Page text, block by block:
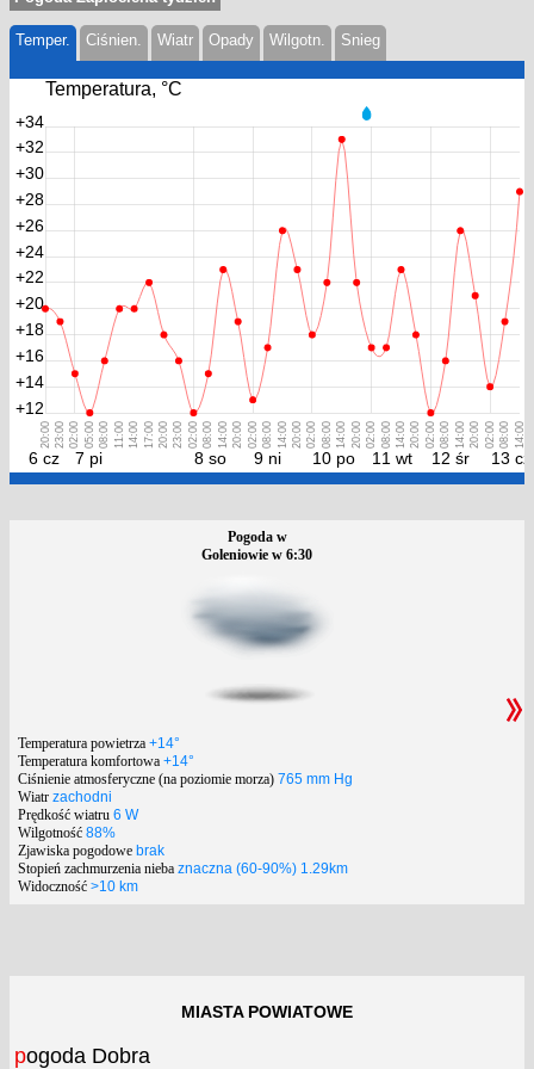
Temper. Ciśnien. Wiatr Opady Wilgotn. Snieg
Temperatura, °С
6 cz
20:00 23:00
7 pi
02:00 05:00 08:00 11:00 14:00 17:00 20:00 23:00
8 so
02:00 08:00 14:00 20:00
9 ni
02:00 08:00 14:00 20:00
10 po
02:00 08:00 14:00 20:00
11 wt
02:00 08:00 14:00 20:00
12 śr
02:00 08:00 14:00 20:00
13 cz
02:00 08:00 14:00
+12
+14
+16
+18
+20
+22
+24
+26
+28
+30
+32
+34
Pogoda w
Goleniowie w 6:30
Temperatura powietrza +14°
Temperatura komfortowa +14°
Ciśnienie atmosferyczne (na poziomie morza) 765 mm Hg
Wiatr zachodni
Prędkość wiatru 6 W
Wilgotność 88%
Zjawiska pogodowe brak
Stopień zachmurzenia nieba znaczna (60-90%) 1.29km
Widoczność >10 km
MIASTA POWIATOWE
pogoda Dobra